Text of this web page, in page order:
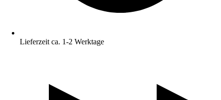
Lieferzeit ca. 1-2 Werktage